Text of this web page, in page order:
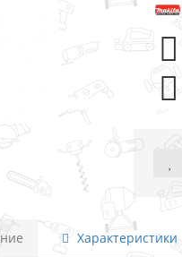
Характеристики